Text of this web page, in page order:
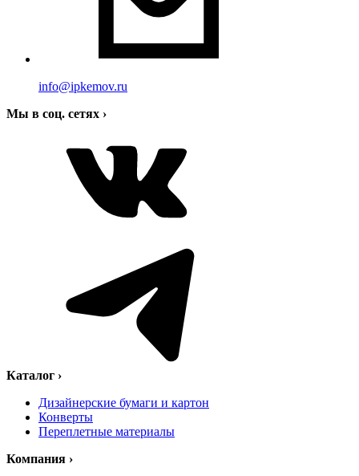
info@ipkemov.ru
Мы в соц. сетях ›
Каталог ›
Дизайнерские бумаги и картон
Конверты
Переплетные материалы
Компания ›